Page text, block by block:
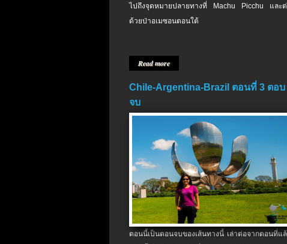
ไปถึงจุดหมายปลายทางที่ Machu Picchu และ
ด้วยป่าอเมซอนตอนใต้
Read more
Chile-Argentina-Brazil ตอนที่ 3 ตอบ
จบ
ตอนนี้เป็นตอนจบของเส้นทางนี้ เล่าต่อจากตอนที่แ